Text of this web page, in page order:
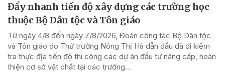
Đẩy nhanh tiến độ xây dựng các trường học
thuộc Bộ Dân tộc và Tôn giáo
Từ ngày 4/8 đến ngày 7/8/2026, Đoàn công tác Bộ Dân tộc
và Tôn giáo do Thứ trưởng Nông Thị Hà dẫn đầu đã đi kiểm
tra thực địa tiến độ thi công các dự án đầu tư nâng cấp, hoàn
thiện cơ sở vật chất tại các trường...